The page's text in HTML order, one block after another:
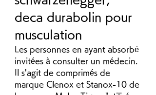
deca durabolin pour
musculation
Les personnes en ayant absorbé
invitées à consulter un médecin.
Il s'agit de comprimés de
marque Clenox et Stanox-10 de